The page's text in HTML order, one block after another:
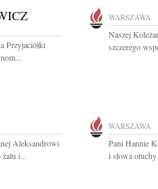
Przyjaciółki
WARSZAWA
Naszej
szczerego
Aleksandrowi
żalu i...
WARSZAWA
Pani Hannie
i słowa